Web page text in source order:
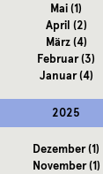
Mai(1)
April (2)
März(4)
Februar(3)
Januar(4)
2025
Dezember(1)
November(1)